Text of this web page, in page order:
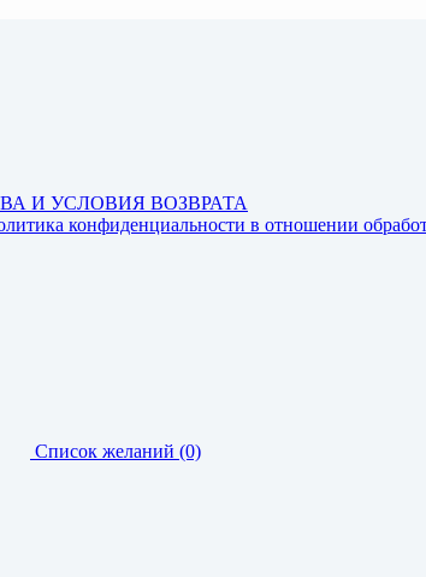
И УСЛОВИЯ ВОЗВРАТА
конфиденциальности в отношении
Список желаний (0)